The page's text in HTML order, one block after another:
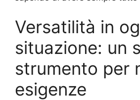
Versatilità in
situazione: un
strumento per
esigenze